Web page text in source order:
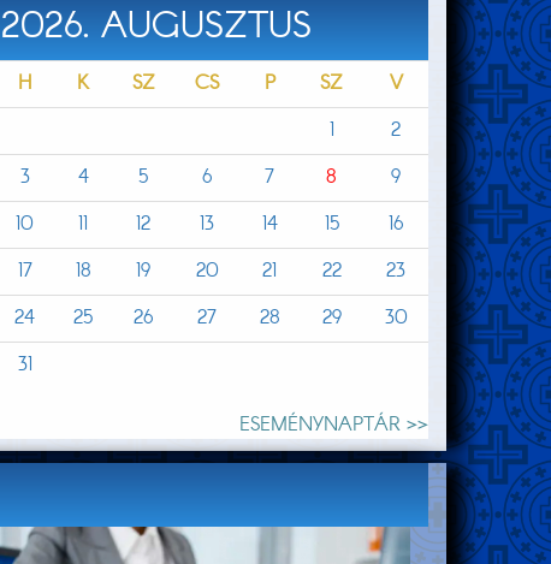
2026. AUGUSZTUS
H K SZ CS P SZ
V
1
2
3
4 5 6 7 8
9
10
11 12 13 14 15
16
17
18 19 20 21 22
23
24
25 26 27 28 29
30
31
ESEMÉNYNAPTÁR >>